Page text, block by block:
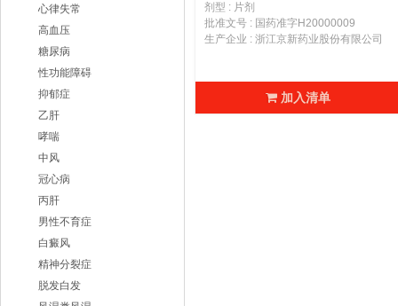
心律失常
高血压
糖尿病
性功能障碍
抑郁症
乙肝
哮喘
中风
冠心病
丙肝
男性不育症
白癜风
精神分裂症
脱发白发
剂型 : 片剂
批准文号 : 国药准字H20000009
生产企业 : 浙江京新药业股份有限公司
加入清单